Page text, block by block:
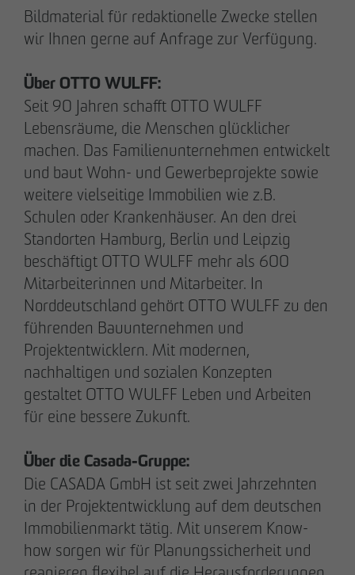
Bildmaterial für redaktionelle Zwecke stellen
wir Ihnen gerne auf Anfrage zur Verfügung.
Über OTTO WULFF:
Seit 90 Jahren schafft OTTO WULFF
Lebensräume, die Menschen glücklicher
machen. Das Familienunternehmen entwickelt
und baut Wohn- und Gewerbeprojekte sowie
weitere vielseitige Immobilien wie z.B.
Schulen oder Krankenhäuser. An den drei
Standorten Hamburg, Berlin und Leipzig
beschäftigt OTTO WULFF mehr als 600
Mitarbeiterinnen und Mitarbeiter. In
Norddeutschland gehört OTTO WULFF zu den
führenden Bauunternehmen und
Projektentwicklern. Mit modernen,
nachhaltigen und sozialen Konzepten
gestaltet OTTO WULFF Leben und Arbeiten
für eine bessere Zukunft.
Über die Casada-Gruppe:
Die CASADA GmbH ist seit zwei Jahrzehnten
in der Projektentwicklung auf dem deutschen
Immobilienmarkt tätig. Mit unserem Know-
how sorgen wir für Planungssicherheit und
Kommunikation & Marketing
Ihesselmatusek
otto-wulff.de
+49 151 15990464
Geschäftspartner werden
Hinweisgeberformular
Downloads
Impressum
Datenschutz
Barrierefreiheitserklärung
Archenholzstraße 42
22117 Hamburg
Tel. +49 40 736 24-0
© OTTO WULFF Bauunternehmung GmbH, 2026